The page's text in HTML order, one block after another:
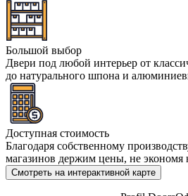
Большой выбор
Двери под любой интерьер от
до натурального шпона и
Доступная стоимость
Благодаря собственному
магазинов держим цены, не экономя
Смотреть на интерактивной карте